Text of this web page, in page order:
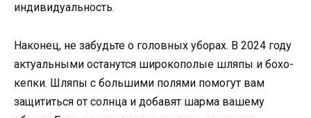
индивидуальность.
Наконец, не забудьте о головных уборах. В 2024 году
актуальными останутся широкополые шляпы и бохо-
кепки. Шляпы с большими полями помогут вам
защититься от солнца и добавят шарма вашему